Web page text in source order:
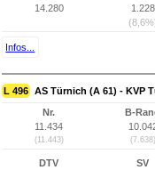
14.280
1.228
Infos...
L 496 AS Türnich (A 61) - KVP
Nr.
11.434
(11.443)
B-
(7.638)
DTV
SV